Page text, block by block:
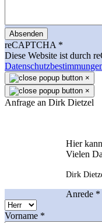
Absenden
reCAPTCHA *
Diese Website ist durch
×
×
Anfrage an Dirk Dietzel
Hier
Vielen
Dirk
Anrede *
Vorname *